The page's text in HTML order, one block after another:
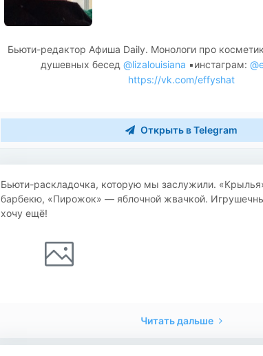
Бьюти-редактор Афиша Daily. Монологи про
душевных бесед @lizalouisiana ▪️инстаграм:
https://vk.com/effyshat
Открыть в Telegram
Бьюти-раскладочка, которую мы заслужили.
барбекю, «Пирожок» — яблочной жвачкой.
хочу ещё!
Читать дальше